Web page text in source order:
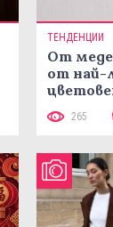
ТЕНДЕНЦИИ
От
от най-
265